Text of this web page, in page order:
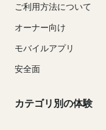
ご利用方法について
オーナー向け
モバイルアプリ
安全面
カテゴリ別の体験